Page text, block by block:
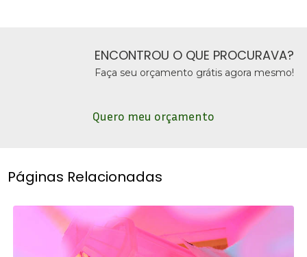
ENCONTROU O QUE PROCURAVA?
Faça seu orçamento grátis agora mesmo!
Quero meu orçamento
Páginas Relacionadas